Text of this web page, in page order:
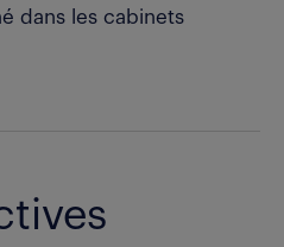
dans les cabinets